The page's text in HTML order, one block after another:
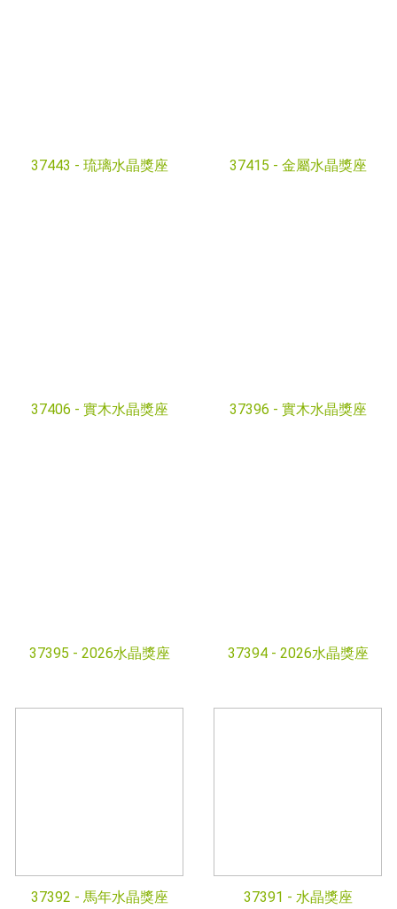
37443 - 琉璃水晶獎座 37415 - 金屬水晶獎座
37406 - 實木水晶獎座 37396 - 實木水晶獎座
37395 - 2026水晶獎座 37394 - 2026水晶獎座
37392 - 馬年水晶獎座 37391 - 水晶獎座